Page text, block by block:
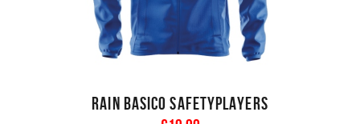
Rain Basico SAFETYPLAYERS